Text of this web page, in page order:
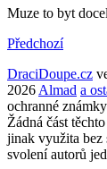
Muze to byt
Předchozí
DraciDoupe.cz
2026 Almad a
ochranné
Žádná část
jinak využita bez
svolení autorů